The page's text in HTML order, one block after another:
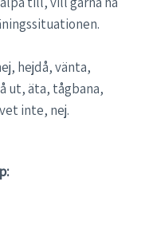
hejdå, vänta,
ut, äta, tågbana,
inte, nej.